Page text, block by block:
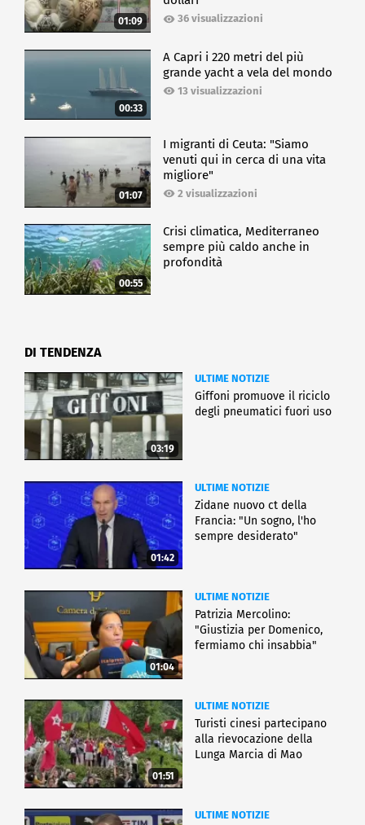
01:09 36 visualizzazioni
00:33
A Capri i 220 metri del più
grande yacht a vela del mondo
13 visualizzazioni
01:07
I migranti di Ceuta: "Siamo
venuti qui in cerca di una vita
migliore"
2 visualizzazioni
00:55
Crisi climatica, Mediterraneo
sempre più caldo anche in
profondità
DI TENDENZA
03:19
ULTIME NOTIZIE
Giffoni promuove il riciclo
degli pneumatici fuori uso
01:42
ULTIME NOTIZIE
Zidane nuovo ct della
Francia: "Un sogno, l'ho
sempre desiderato"
01:04
ULTIME NOTIZIE
Patrizia Mercolino:
"Giustizia per Domenico,
fermiamo chi insabbia"
01:51
ULTIME NOTIZIE
Turisti cinesi partecipano
alla rievocazione della
Lunga Marcia di Mao
ULTIME NOTIZIE